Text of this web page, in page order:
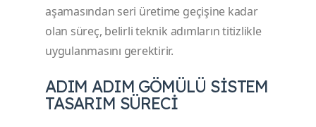
aşamasından seri üretime geçişine kadar
olan süreç, belirli teknik adımların titizlikle
uygulanmasını gerektirir.
ADIM ADIM GÖMÜLÜ SISTEM
TASARIM SÜRECI